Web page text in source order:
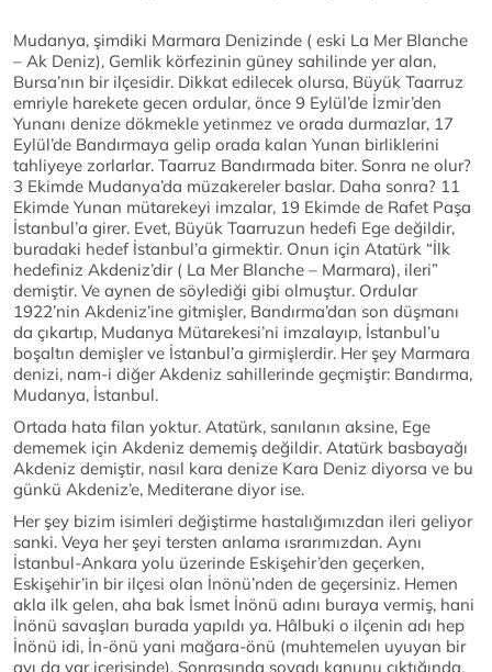
Mudanya, şimdiki Marmara Denizinde ( eski La Mer Blanche
– Ak Deniz), Gemlik körfezinin güney sahilinde yer alan,
Bursa’nın bir ilçesidir. Dikkat edilecek olursa, Büyük Taarruz
emriyle harekete gecen ordular, önce 9 Eylül’de İzmir’den
Yunanı denize dökmekle yetinmez ve orada durmazlar, 17
Eylül’de Bandırmaya gelip orada kalan Yunan birliklerini
tahliyeye zorlarlar. Taarruz Bandırmada biter. Sonra ne olur?
3 Ekimde Mudanya’da müzakereler baslar. Daha sonra? 11
Ekimde Yunan mütarekeyi imzalar, 19 Ekimde de Rafet Paşa
İstanbul’a girer. Evet, Büyük Taarruzun hedefi Ege değildir,
buradaki hedef İstanbul’a girmektir. Onun için Atatürk “İlk
hedefiniz Akdeniz’dir ( La Mer Blanche – Marmara), ileri”
demiştir. Ve aynen de söylediği gibi olmuştur. Ordular
1922’nin Akdeniz’ine gitmişler, Bandırma’dan son düşmanı
da çıkartıp, Mudanya Mütarekesi’ni imzalayıp, İstanbul’u
boşaltın demişler ve İstanbul’a girmişlerdir. Her şey Marmara
denizi, nam-i diğer Akdeniz sahillerinde geçmiştir: Bandırma,
Mudanya, İstanbul.
Ortada hata filan yoktur. Atatürk, sanılanın aksine, Ege
dememek için Akdeniz dememiş değildir. Atatürk basbayağı
Akdeniz demiştir, nasıl kara denize Kara Deniz diyorsa ve bu
günkü Akdeniz’e, Mediterane diyor ise.
Her şey bizim isimleri değiştirme hastalığımızdan ileri geliyor
sanki. Veya her şeyi tersten anlama ısrarımızdan. Aynı
İstanbul-Ankara yolu üzerinde Eskişehir’den geçerken,
Eskişehir’in bir ilçesi olan İnönü’nden de geçersiniz. Hemen
akla ilk gelen, aha bak İsmet İnönü adını buraya vermiş, hani
İnönü savaşları burada yapıldı ya. Hâlbuki o ilçenin adı hep
İnönü idi, İn-önü yani mağara-önü (muhtemelen uyuyan bir
ayı da var içerisinde). Sonrasında soyadı kanunu çıktığında,